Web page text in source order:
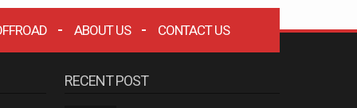
ABOUT US CONTACT US
RECENT POST